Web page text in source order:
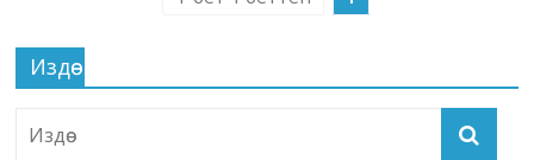
Издөө